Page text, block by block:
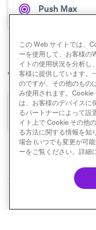
Push Max
Webプッシ
Webプッシュ
© Braze. All Rights
この Web サイトでは、
ーを使用して、お客様の
イトの使用状況を分析し
客様に提供しています。
のですが、その他のもの
み使用されます。Cookie
は、お客様のデバイスに
るパートナーによって設
イト上で Cookie その他
る方法に関する情報を知
場合 (いつでも変更が可
ーをご覧ください。詳細